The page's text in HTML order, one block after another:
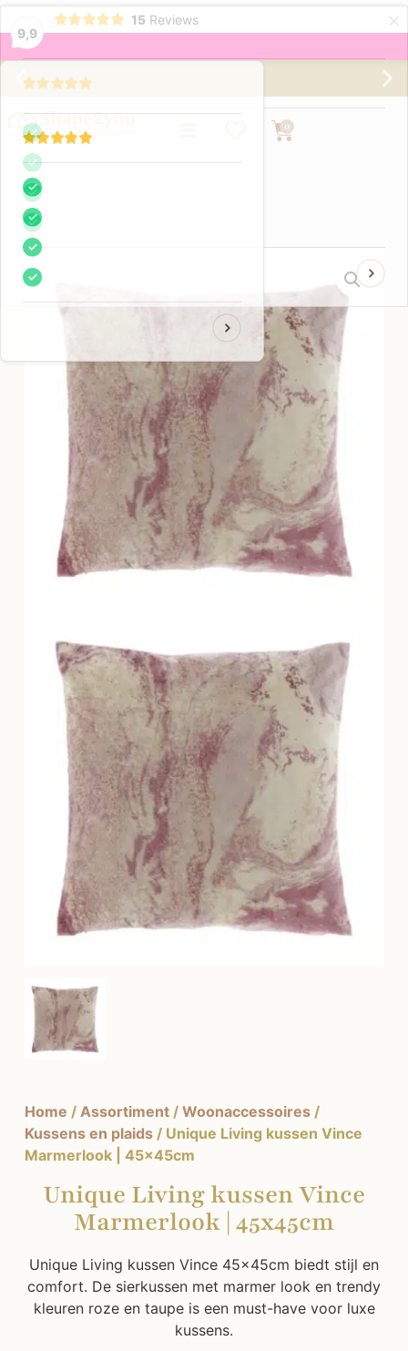
9,9
15 Reviews ×
Gratis verzending vanaf €75,-
0
Home / Assortiment/ Woonaccessoires /
Kussens en plaids / Unique Living kussen Vince
Marmerlook | 45x45cm
Unique Living kussen Vince
Marmerlook | 45x45cm
Unique Living kussen Vince 45x45cm biedt stijl en
comfort. De sierkussen met marmer look en trendy
kleuren roze en taupe is een must-have voor luxe
kussens.